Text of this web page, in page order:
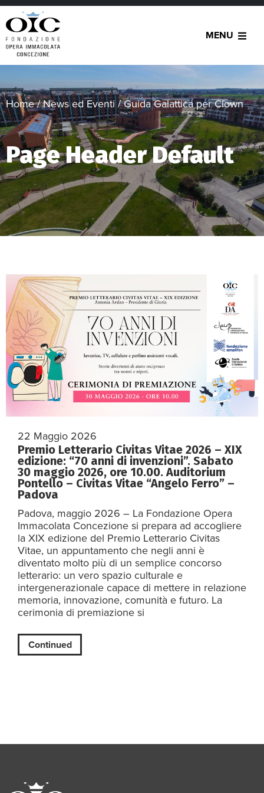
MENU
Home/News ed Eventi/Guida Galattica per Clown
Page Header Default
22 Maggio 2026
Premio Letterario Civitas Vitae 2026 – XIX
edizione: “70 anni di invenzioni”. Sabato
30 maggio 2026, ore 10.00. Auditorium
Pontello – Civitas Vitae “Angelo Ferro” –
Padova
Padova, maggio 2026 – La Fondazione Opera
Immacolata Concezione si prepara ad accogliere
la XIX edizione del Premio Letterario Civitas
Vitae, un appuntamento che negli anni è
diventato molto più di un semplice concorso
letterario: un vero spazio culturale e
intergenerazionale capace di mettere in relazione
memoria, innovazione, comunità e futuro. La
cerimonia di premiazione si
Continued